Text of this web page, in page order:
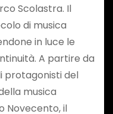
Scolastra. Il
di musica
in luce le
A partire da
protagonisti del
musica
Novecento, il